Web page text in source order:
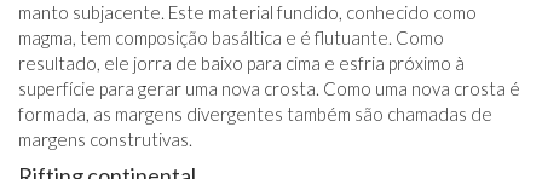
manto subjacente. Este material fundido, conhecido como
magma, tem composição basáltica e é flutuante. Como
resultado, ele jorra de baixo para cima e esfria próximo à
superfície para gerar uma nova crosta. Como uma nova crosta é
formada, as margens divergentes também são chamadas de
margens construtivas.